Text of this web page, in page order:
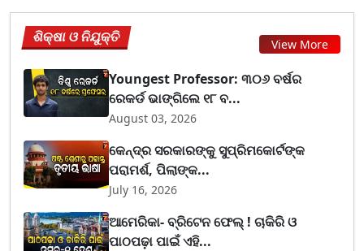
ଶିକ୍ଷା ଓ ନିଯୁକ୍ତି View More
Youngest Professor: ୩୦୬ ବର୍ଷର
ରେକର୍ଡ ଭାଙ୍ଗିଲେ ୧୮ ବ...
August 03, 2026
କେନ୍ଦ୍ର ସରକାରଙ୍କୁ ସୁପ୍ରିମକୋର୍ଟଙ୍କ
ପରାମର୍ଶ, ପିଲାଙ୍କ...
July 16, 2026
ଆମେରିକା- ବ୍ରିଟେନ ଫେଲ୍ ! ଚାକିରି ଓ
ପାଠପଢ଼ା ପାଇଁ ଏହି...